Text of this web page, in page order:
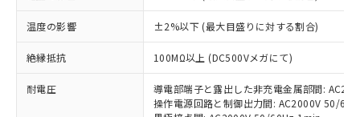
温度の影響 ±2%以下 (最大目盛りに対する割合)
絶縁抵抗 100MΩ以上 (DC500Vメガにて)
耐電圧
導電部端子と露出した非充電金属部間:
操作電源回路と制御出力間: AC2000V 50/
ご利用条件
対応済み：EU RoHS指令（10物質）の
非含有に対応した製品が提供可能な商品で
す。
対応予定：EU RoHS指令（10物質）の非含
有に対応した製品に切り替える予定のある